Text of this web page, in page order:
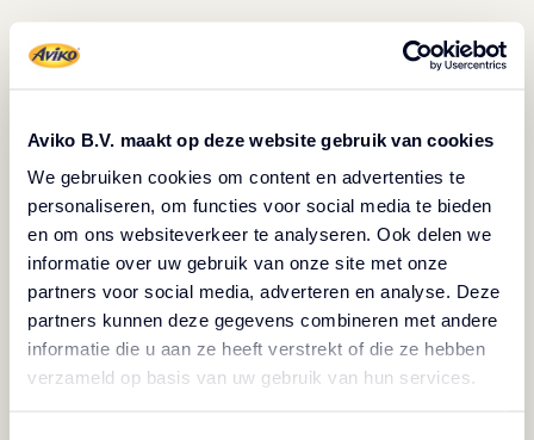
Aviko B.V. maakt op deze website gebruik van cookies
We gebruiken cookies om content en advertenties te
personaliseren, om functies voor social media te bieden
en om ons websiteverkeer te analyseren. Ook delen we
informatie over uw gebruik van onze site met onze
partners voor social media, adverteren en analyse. Deze
partners kunnen deze gegevens combineren met andere
informatie die u aan ze heeft verstrekt of die ze hebben
verzameld op basis van uw gebruik van hun services.
Churros
Sposób przygotowania
Czas przygotowania: 5 minut
Przygotuj churros zgodnie z instrukcją na
opakowaniu. Dobrze odsącz churros i przełóż je na
talerz.
Oblej churros lukrem. Posyp od razu owocami i